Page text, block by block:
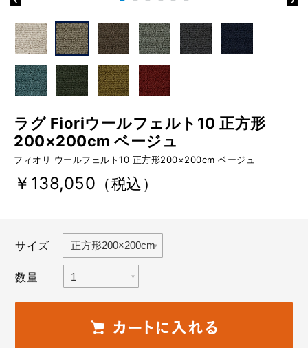
ラグ Fioriウールフェルト10 正方形
200×200cm ベージュ
フィオリ ウールフェルト10 正方形200×200cm ベージュ
￥138,050 （税込）
サイズ
数量